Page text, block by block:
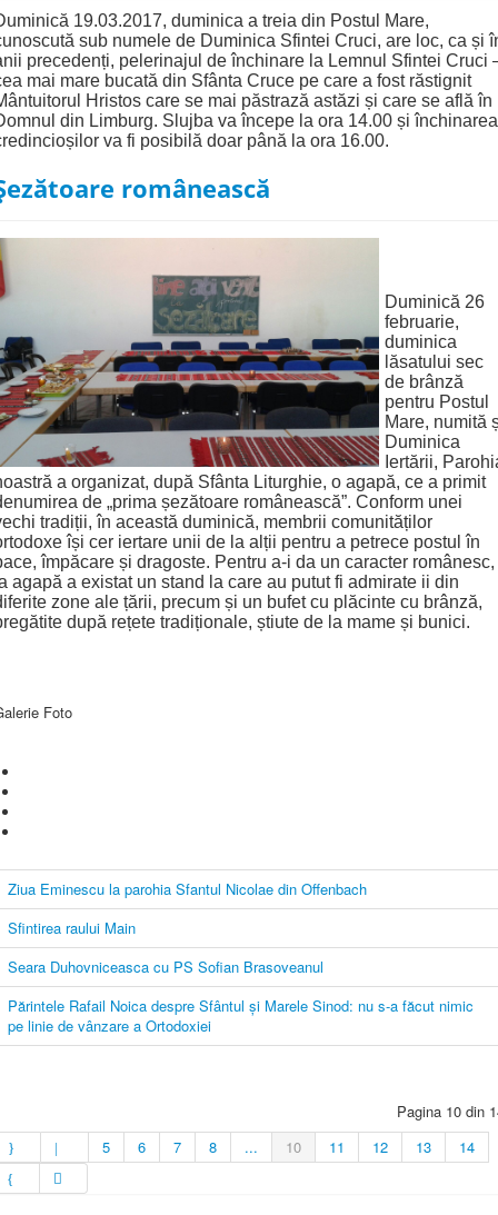
19.03.2017, duminica a treia din Postul Mare,
sub numele de Duminica Sfintei Cruci, are loc, ca și
precedenți, pelerinajul de închinare la Lemnul Sfintei Cruci
mai mare bucată din Sfânta Cruce pe care a fost răstignit
Hristos care se mai păstrază astăzi și care se află în
din Limburg. Slujba va începe la ora 14.00 și închinarea
va fi posibilă doar până la ora 16.00.
românească
Duminică 26
februarie,
duminica
lăsatului sec
de brânză
pentru Postul
Mare, numită
Duminica
Iertării,
a organizat, după Sfânta Liturghie, o agapă, ce a primit
de „prima șezătoare românească”. Conform unei
tradiții, în această duminică, membrii comunităților
își cer iertare unii de la alții pentru a petrece postul în
împăcare și dragoste. Pentru a-i da un caracter românesc,
agapă a existat un stand la care au putut fi admirate ii din
zone ale țării, precum și un bufet cu plăcinte cu brânză,
după rețete tradiționale, știute de la mame și bunici.
Foto
Ziua Eminescu la parohia Sfantul Nicolae din Offenbach
Sfintirea raului Main
Seara Duhovniceasca cu PS Sofian Brasoveanul
Părintele Rafail Noica despre Sfântul şi Marele Sinod: nu s-a făcut nimic
pe linie de vânzare a Ortodoxiei
Pagina 10 din
5
6 7 8 ... 10 11 12 13 14